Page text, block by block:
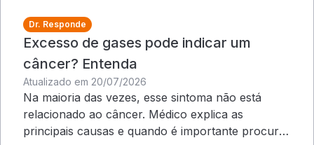
Dr. Responde
Excesso de gases pode indicar um
câncer? Entenda
Atualizado em 20/07/2026
Na maioria das vezes, esse sintoma não está
relacionado ao câncer. Médico explica as
principais causas e quando é importante procurar